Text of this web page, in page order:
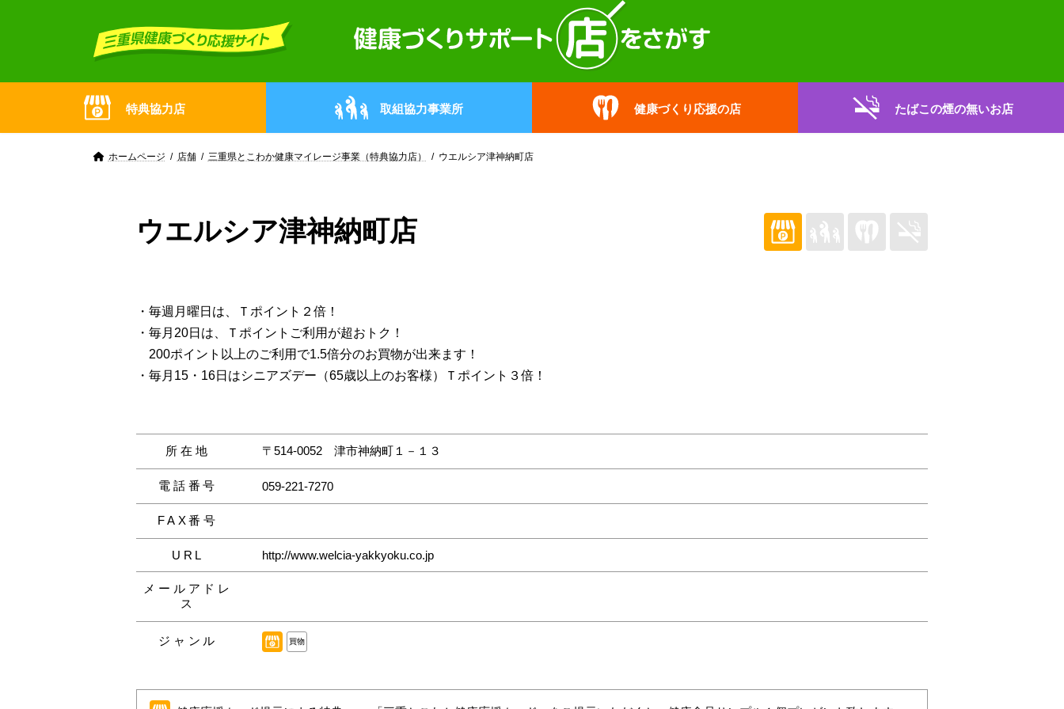
特典協力店 取組協力事業所 健康づくり応援の店 たばこの煙の無いお店
ホームページ 店舗 三重県とこわか健康マイレージ事業（特典協力店） ウエルシア津神納町店
ウエルシア津神納町店
・毎週月曜日は、Ｔポイント２倍！
・毎月20日は、Ｔポイントご利用が超おトク！
200ポイント以上のご利用で1.5倍分のお買物が出来ます！
・毎月15・16日はシニアズデー（65歳以上のお客様）Ｔポイント３倍！
所在地 〒514-0052 津市神納町１－１３
電話番号 059-221-7270
FAX番号
URL http://www.welcia-yakkyoku.co.jp
メールアドレ
ス
ジャンル 買物